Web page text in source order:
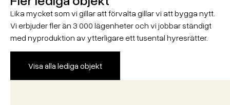
Lika mycket som vi gillar att förvalta gillar vi att bygga nytt.
Vi erbjuder fler än 3 000 lägenheter och vi jobbar ständigt
med nyproduktion av ytterligare ett tusental hyresrätter.
Visa alla lediga objekt